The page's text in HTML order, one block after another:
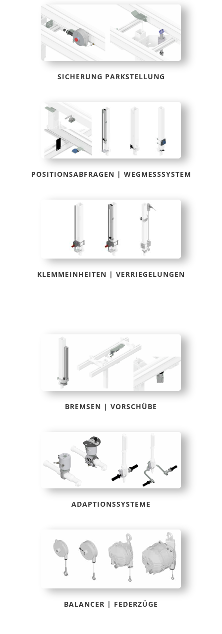
SICHERUNG PARKSTELLUNG
POSITIONSABFRAGEN | WEGMESSSYSTEM
KLEMMEINHEITEN | VERRIEGELUNGEN
BREMSEN | VORSCHÜBE
ADAPTIONSSYSTEME
BALANCER | FEDERZÜGE